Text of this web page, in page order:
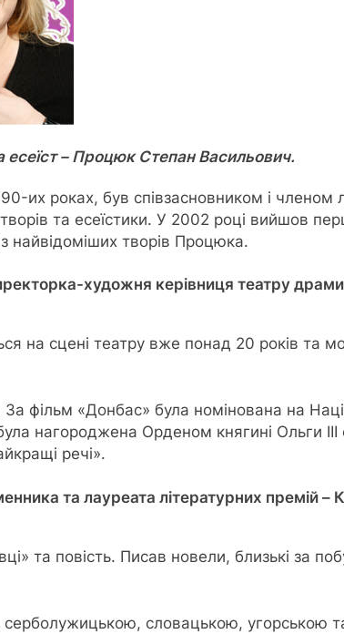
есеїст – Процюк Степан Васильович.
их роках, був співзасновником і членом
та есеїстики. У 2002 році вийшов
найвідоміших творів Процюка.
художня керівниця театру драми
на сцені театру вже понад 20 років та
фільм «Донбас» була номінована на
нагороджена Орденом княгині Ольги
речі».
та лауреата літературних премій
та повість. Писав новели, близькі за
словацькою, угорською